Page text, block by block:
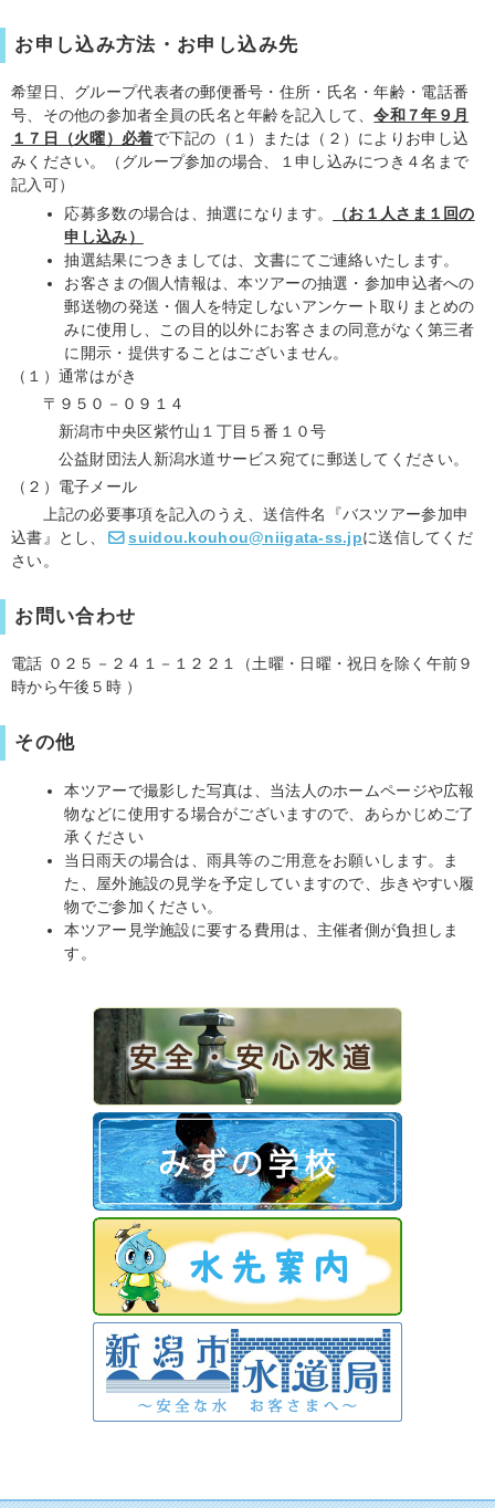
お申し込み方法・お申し込み先
希望日、グループ代表者の郵便番号・住所・氏名・年齢・電話番
号、その他の参加者全員の氏名と年齢を記入して、令和７年９月
１７日（火曜） 必着で下記の（１）または（２）によりお申し込
みください。（グループ参加の場合、１申し込みにつき４名まで
記入可）
応募多数の場合は、抽選になります。
（お１人さま１回の
申し込み）
抽選結果につきましては、文書にてご連絡いたします。
お客さまの個人情報は、本ツアーの抽選・参加申込者への
郵送物の発送・個人を特定しないアンケート取りまとめの
みに使用し、この目的以外にお客さまの同意がなく第三者
に開示・提供することはございません。
（１）通常はがき
〒９５０－０９１４
新潟市中央区紫竹山１丁目５番１０号
公益財団法人新潟水道サービス宛てに郵送してください。
（２）電子メール
上記の必要事項を記入のうえ、送信件名『バスツアー参加申
込書』とし、
suidou.kouhou@niigata-ss.jpに送信してくだ
さい。
お問い合わせ
電話 ０２５－２４１－１２２１（土曜・日曜・祝日を除く午前９
時から午後５時 ）
その他
本ツアーで撮影した写真は、当法人のホームページや広報
物などに使用する場合がございますので、あらかじめご了
承ください
当日雨天の場合は、雨具等のご用意をお願いします。ま
た、屋外施設の見学を予定していますので、歩きやすい履
物でご参加ください。
本ツアー見学施設に要する費用は、主催者側が負担しま
す。